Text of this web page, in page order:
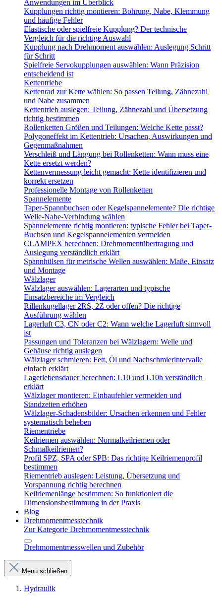
Anwendungen im Überblick
Kupplungen richtig montieren: Bohrung, Nabe, Klemmung
und häufige Fehler
Elastische oder spielfreie Kupplung? Der technische
Vergleich für die richtige Auswahl
Kupplung nach Drehmoment auswählen: Auslegung Schritt
für Schritt
Spielfreie Servokupplungen auswählen: Wann Präzision
entscheidend ist
Kettentriebe
Kettenrad zur Kette wählen: So passen Teilung, Zähnezahl
und Nabe zusammen
Kettentrieb auslegen: Teilung, Zähnezahl und Übersetzung
richtig bestimmen
Rollenketten Größen und Teilungen: Welche Kette passt?
Polygoneffekt im Kettentrieb: Ursachen, Auswirkungen und
Gegenmaßnahmen
Verschleiß und Längung bei Rollenketten: Wann muss eine
Kette ersetzt werden?
Kettenvermessung leicht gemacht: Kette identifizieren und
korrekt ersetzen
Professionelle Montage von Rollenketten
Spannelemente
Taper-Spannbuchsen oder Kegelspannelemente? Die richtige
Welle-Nabe-Verbindung wählen
Spannelemente richtig montieren: typische Fehler bei Taper-
Buchsen und Kegelspannelementen vermeiden
CLAMPEX berechnen: Drehmomentübertragung und
Auslegung verständlich erklärt
Spannhülsen für metrische Wellen auswählen: Maße, Einsatz
und Montage
Wälzlager
Wälzlager auswählen: Lagerarten und typische
Einsatzbereiche im Vergleich
Rillenkugellager 2RS, 2Z oder offen? Die richtige
Ausführung wählen
Lagerluft C3, CN oder C2: Wann welche Lagerluft sinnvoll
ist
Passungen und Toleranzen bei Wälzlagern: Welle und
Gehäuse richtig auslegen
Wälzlager schmieren: Fett, Öl und Nachschmierintervalle
einfach erklärt
Lagerlebensdauer berechnen: L10 und L10h verständlich
erklärt
Wälzlager montieren: Einbaufehler vermeiden und
Standzeiten erhöhen
Wälzlager-Schadensbilder: Ursachen erkennen und Fehler
systematisch beheben
Riementriebe
Keilriemen auswählen: Normalkeilriemen oder
Schmalkeilriemen?
Profil SPZ, SPA oder SPB: Das richtige Keilriemenprofil
bestimmen
Riementrieb auslegen: Leistung, Übersetzung und
Vorspannung richtig berechnen
Keilriemenlänge bestimmen: So funktioniert die
Dimensionsbestimmung in der Praxis
Blog
Drehmomentmesstechnik
Zur Kategorie Drehmomentmesstechnik
Drehmomentmesswellen und Zubehör
Menü schließen
Hydraulik